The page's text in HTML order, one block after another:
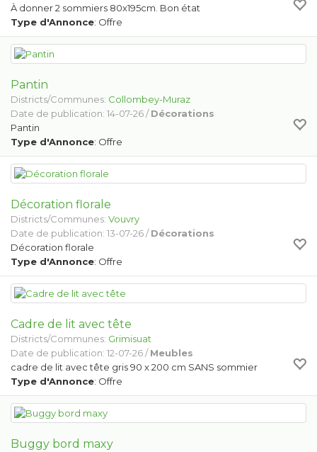
À donner 2 sommiers 80x195cm. Bon état
Type d'Annonce: Offre
Pantin
Districts/Communes: Collombey-Muraz
Date de publication: 14-07-26 /Décorations
Pantin
Type d'Annonce: Offre
Décoration florale
Districts/Communes: Vouvry
Date de publication: 13-07-26 /Décorations
Décoration florale
Type d'Annonce: Offre
Cadre de lit avec tête
Districts/Communes: Grimisuat
Date de publication: 12-07-26 /Meubles
cadre de lit avec tête gris 90 x 200 cm SANS sommier
Type d'Annonce: Offre
Buggy bord maxy